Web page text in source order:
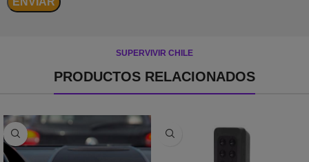
SUPERVIVIR CHILE
PRODUCTOS RELACIONADOS